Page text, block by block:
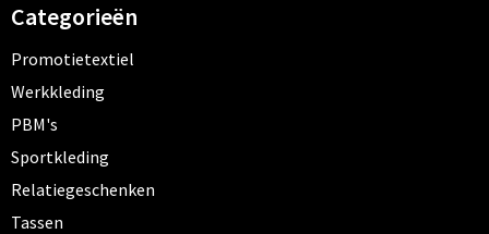
Categorieën
Promotietextiel
Werkkleding
PBM's
Sportkleding
Relatiegeschenken
Tassen